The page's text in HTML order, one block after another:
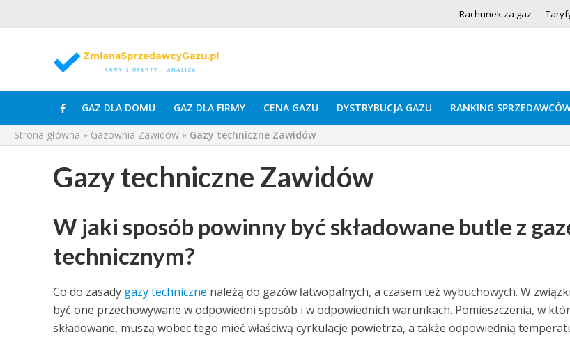
Rachunek za gaz
GAZ DLA DOMU GAZ DLA FIRMY CENA GAZU DYSTRYBUCJA GAZU RANKING
Strona główna » Gazownia Zawidów » Gazy techniczne Zawidów
Gazy techniczne Zawidów
W jaki sposób powinny być składowane butle z
technicznym?
Co do zasady gazy techniczne należą do gazów łatwopalnych, a czasem też wybuchowych. W
być one przechowywane w odpowiedni sposób i w odpowiednich warunkach. Pomieszczenia, w
składowane, muszą wobec tego mieć właściwą cyrkulacje powietrza, a także odpowiednią